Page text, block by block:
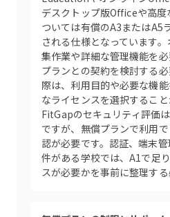
デスクトップ版Officeや高度
ついては有償のA3またはA5
される仕様となっています
集作業や詳細な管理機能を
プランとの契約を検討する
際は、利用目的や必要な機
なライセンスを選択すること
FitGapのセキュリティ評価
ですが、無償プランで利用
認が必要です。認証、端末
件がある学校では、A1で足
スが必要かを事前に整理する